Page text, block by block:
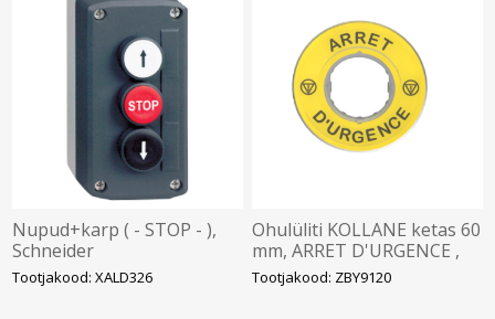
Nupud+karp ( - STOP - ),
Schneider
Tootjakood: XALD326
Ohulüliti KOLLANE ketas 60
mm, ARRET D'URGENCE ,
Schneider
Tootjakood: ZBY9120